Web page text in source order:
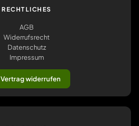
RECHTLICHES
AGB
Widerrufsrecht
Datenschutz
Impressum
Vertrag widerrufen